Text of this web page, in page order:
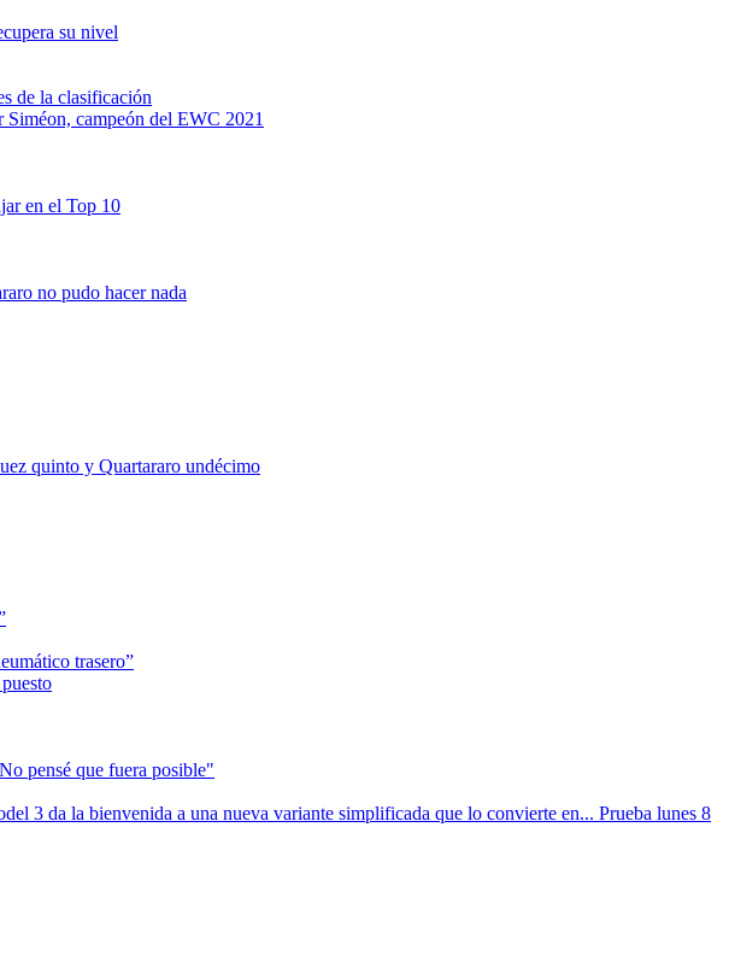
su nivel
de la clasificación
Siméon, campeón del EWC 2021
en el Top 10
no pudo hacer nada
quinto y Quartararo undécimo
trasero”
pensé que fuera posible"
3 da la bienvenida a una nueva variante simplificada que lo convierte en... Prueba lunes 8